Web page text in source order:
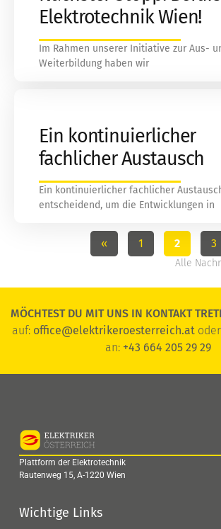
Elektrotechnik Wien!
Im Rahmen unserer Initiative zur Aus-
Weiterbildung haben wir
Ein kontinuierlicher
fachlicher Austausch
Ein kontinuierlicher fachlicher
entscheidend, um die Entwicklungen in
« 1 2 3
Alle
MÖCHTEST DU MIT UNS IN KONTAKT
auf: office@elektrikeroesterreich.atoder
an: +43 664 205 29 29
Plattform der Elektrotechnik
Rautenweg 15, A-1220 Wien
Wichtige Links